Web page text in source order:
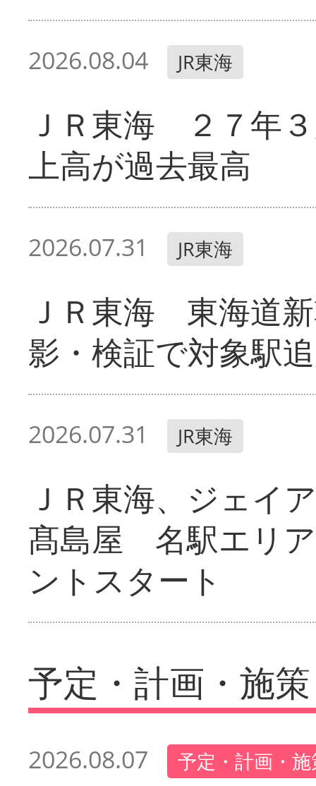
2026.08.04 JR東海
ＪＲ東海 ２７年
上高が過去最高
2026.07.31 JR東海
ＪＲ東海 東海道
影・検証で対象駅
2026.07.31 JR東海
ＪＲ東海、ジェイ
髙島屋 名駅エリ
ントスタート
予定・計画・施策
2026.08.07 予定・計画・